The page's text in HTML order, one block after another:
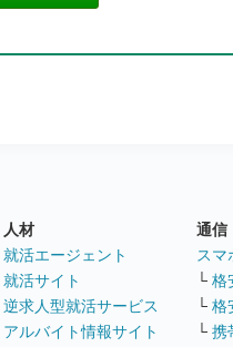
人材
就活エージェント
就活サイト
逆求人型就活サービス
アルバイト情報サイト
通信
スマ
└ 格
└ 格
└ 携